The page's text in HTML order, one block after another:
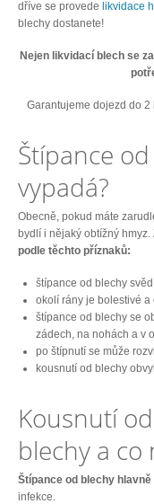
dříve se provede likvidace
blechy dostanete!
Nejen likvidací blech se
Garantujeme dojezd do
Štípance
vypadá?
Obecně, pokud máte
bydlí i nějaký obtížný hmyz.
podle těchto příznaků:
štípance od blechy
okolí rány je bolestivé
štípance od blechy se
zádech, na nohách a v
po štípnutí se může
kousnutí od blechy
Kousnutí
blechy a co
Štípance od blechy
infekce.